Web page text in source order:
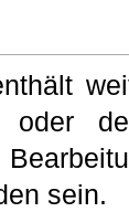
oder
sein.